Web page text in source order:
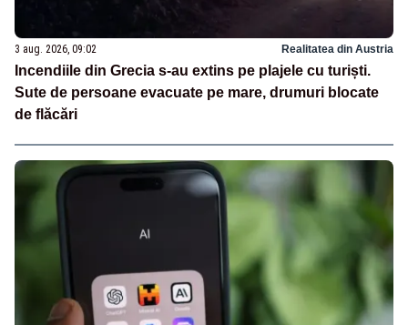
3 aug. 2026, 09:02 Realitatea din Austria
Incendiile din Grecia s-au extins pe plajele cu turiști.
Sute de persoane evacuate pe mare, drumuri blocate
de flăcări